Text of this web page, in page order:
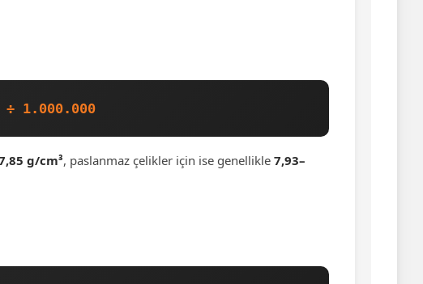
÷ 1.000.000
g/cm³, paslanmaz çelikler için ise genellikle 7,93–